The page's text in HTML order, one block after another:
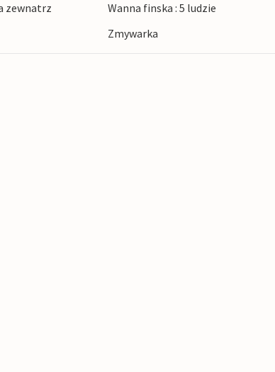
zewnatrz
Wanna finska : 5 ludzie
Zmywarka